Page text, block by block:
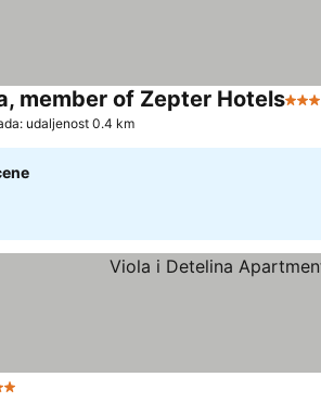
member of Zepter Hotels4
udaljenost 0.4 km